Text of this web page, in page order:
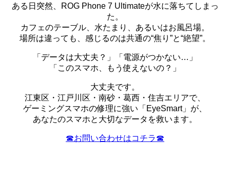
ある日突然、ROG Phone 7 Ultimateが水に落ちてしまっ
た。
カフェのテーブル、水たまり、あるいはお風呂場。
場所は違っても、感じるのは共通の“焦り”と“絶望”。
「データは大丈夫？」「電源がつかない…」
「このスマホ、もう使えないの？」
大丈夫です。
江東区・江戸川区・南砂・葛西・住吉エリアで、
ゲーミングスマホの修理に強い「EyeSmart」が、
あなたのスマホと大切なデータを救います。
☎︎お問い合わせはコチラ☎︎